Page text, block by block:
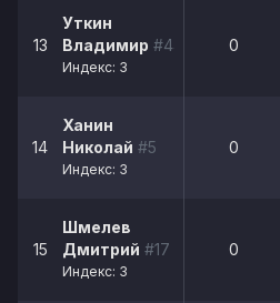
13
Уткин
Владимир #44
Индекс: 3
0
14
Ханин
Николай #5
Индекс: 3
0
15
Шмелев
Дмитрий #17
Индекс: 3
0